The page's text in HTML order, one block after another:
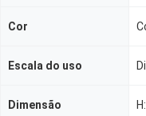
Cor
Escala do uso
Dimensão